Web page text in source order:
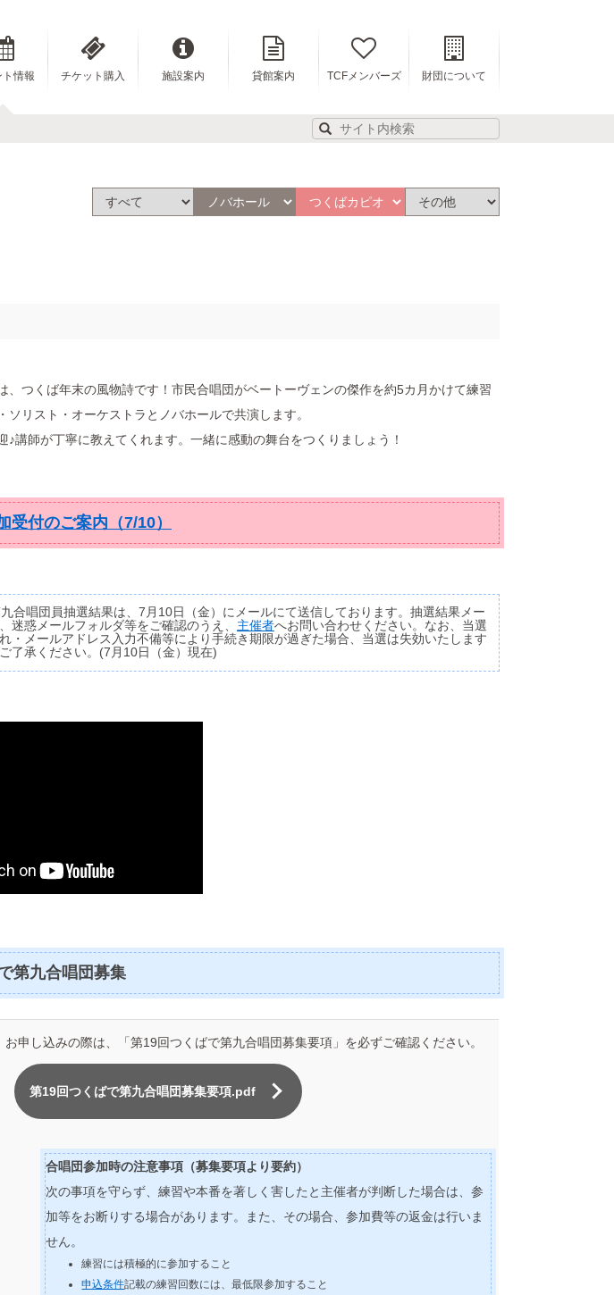
ト情報 チケット購入 施設案内 貸館案内 TCFメンバーズ 財団について
、つくば年末の風物詩です！市民合唱団がベートーヴェンの傑作を約5カ月かけて練習
ソリスト・オーケストラとノバホールで共演します。
♪講師が丁寧に教えてくれます。一緒に感動の舞台をつくりましょう！
受付のご案内（7/10）
合唱団員抽選結果は、7月10日（金）にメールにて送信しております。抽選結果メー
迷惑メールフォルダ等をご確認のうえ、 主催者へお問い合わせください。なお、当選
・メールアドレス入力不備等により手続き期限が過ぎた場合、当選は失効いたします
了承ください。(7月10日（金）現在)
第九合唱団募集
お申し込みの際は、「第19回つくばで第九合唱団募集要項」を必ずご確認ください。
第19回つくばで第九合唱団募集要項.pdf
合唱団参加時の注意事項（募集要項より要約）
次の事項を守らず、練習や本番を著しく害したと主催者が判断した場合は、参
加等をお断りする場合があります。また、その場合、参加費等の返金は行いま
せん。
練習には積極的に参加すること
申込条件記載の練習回数には、最低限参加すること